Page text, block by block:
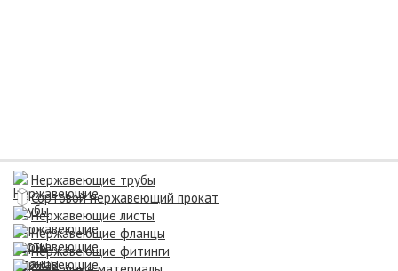
Нержавеющие трубы
Сортовой нержавеющий прокат
Нержавеющие листы
Нержавеющие фланцы
Нержавеющие фитинги